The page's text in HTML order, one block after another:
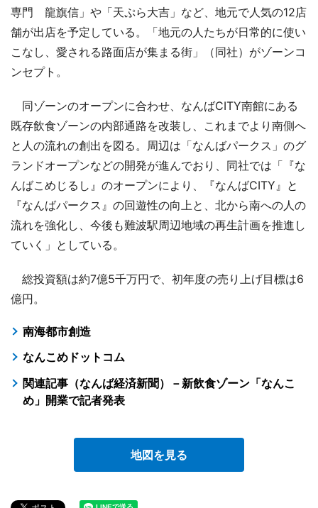
専門 龍旗信」や「天ぷら大吉」など、地元で人気の12店
舗が出店を予定している。「地元の人たちが日常的に使い
こなし、愛される路面店が集まる街」（同社）がゾーンコ
ンセプト。
同ゾーンのオープンに合わせ、なんばCITY南館にある
既存飲食ゾーンの内部通路を改装し、これまでより南側へ
と人の流れの創出を図る。周辺は「なんばパークス」のグ
ランドオープンなどの開発が進んでおり、同社では「『な
んばこめじるし』のオープンにより、『なんばCITY』と
『なんばパークス』の回遊性の向上と、北から南への人の
流れを強化し、今後も難波駅周辺地域の再生計画を推進し
ていく」としている。
総投資額は約7億5千万円で、初年度の売り上げ目標は6
億円。
南海都市創造
なんこめドットコム
関連記事（なんば経済新聞）－新飲食ゾーン「なんこ
め」開業で記者発表
地図を見る